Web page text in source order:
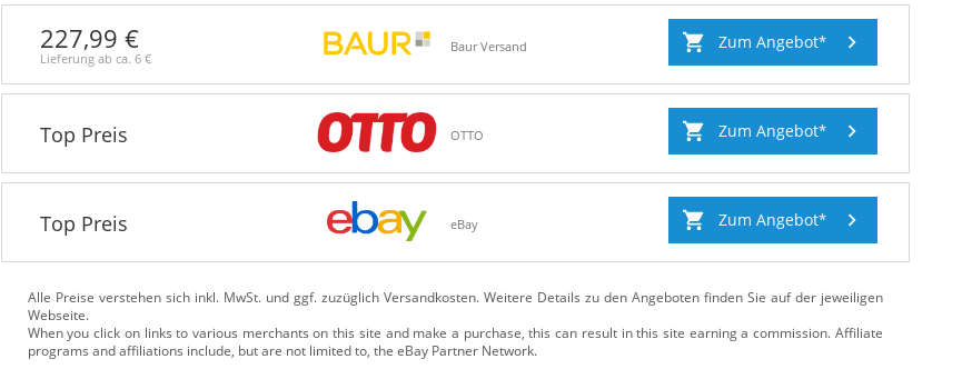
227,99 €
Lieferung ab ca. 6 €
Baur Versand Zum Angebot
Top Preis OTTO Zum Angebot
Top Preis eBay Zum Angebot
Alle Preise verstehen sich inkl. MwSt. und ggf. zuzüglich Versandkosten. Weitere Details zu den Angebotenfinden Sie auf der jeweiligen
Webseite.